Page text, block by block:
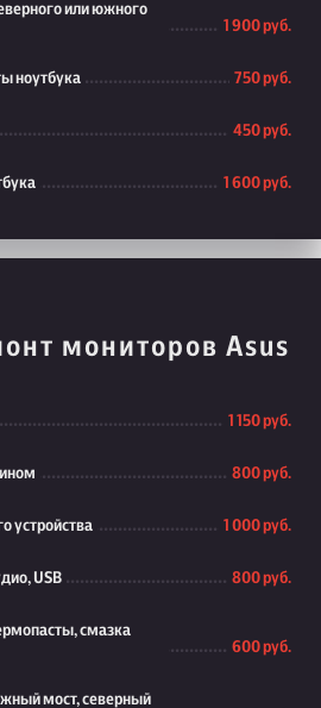
или южного
1 900 руб.
ноутбука 750 руб.
450 руб.
1 600 руб.
мониторов Asus
1 150 руб.
800 руб.
устройства 1 000 руб.
USB 800 руб.
смазка
600 руб.
мост, северный